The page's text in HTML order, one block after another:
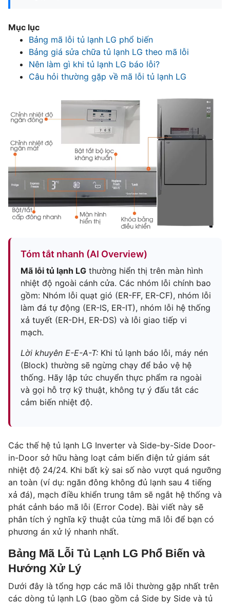
Mục lục
Bảng mã lỗi tủ lạnh LG phổ biến
Bảng giá sửa chữa tủ lạnh LG theo mã lỗi
Nên làm gì khi tủ lạnh LG báo lỗi?
Câu hỏi thường gặp về mã lỗi tủ lạnh LG
Tóm tắt nhanh (AI Overview)
Mã lỗi tủ lạnh LG thường hiển thị trên màn hình
nhiệt độ ngoài cánh cửa. Các nhóm lỗi chính bao
gồm: Nhóm lỗi quạt gió (ER-FF, ER-CF), nhóm lỗi
làm đá tự động (ER-IS, ER-IT), nhóm lỗi hệ thống
xả tuyết (ER-DH, ER-DS) và lỗi giao tiếp vi
mạch.
Lời khuyên E-E-A-T: Khi tủ lạnh báo lỗi, máy nén
(Block) thường sẽ ngừng chạy để bảo vệ hệ
thống. Hãy lập tức chuyển thực phẩm ra ngoài
và gọi hỗ trợ kỹ thuật, không tự ý đấu tắt các
cảm biến nhiệt độ.
Các thế hệ tủ lạnh LG Inverter và Side-by-Side Door-
in-Door sở hữu hàng loạt cảm biến điện tử giám sát
nhiệt độ 24/24. Khi bất kỳ sai số nào vượt quá ngưỡng
an toàn (ví dụ: ngăn đông không đủ lạnh sau 4 tiếng
xả đá), mạch điều khiển trung tâm sẽ ngắt hệ thống và
phát cảnh báo mã lỗi (Error Code). Bài viết này sẽ
phân tích ý nghĩa kỹ thuật của từng mã lỗi để bạn có
phương án xử lý nhanh nhất.
Bảng Mã Lỗi Tủ Lạnh LG Phổ Biến và
Hướng Xử Lý
Dưới đây là tổng hợp các mã lỗi thường gặp nhất trên
các dòng tủ lạnh LG (bao gồm cả Side by Side và tủ